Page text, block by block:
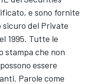
e sono fornite
sicuro del Private
1995. Tutte le
stampa che non
essere
Parole come